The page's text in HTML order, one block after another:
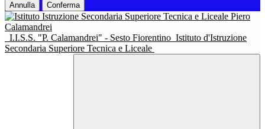
Annulla Conferma
I.I.S.S. "P. Calamandrei" - Sesto Fiorentino Istituto d'Istruzione
Secondaria Superiore Tecnica e Liceale